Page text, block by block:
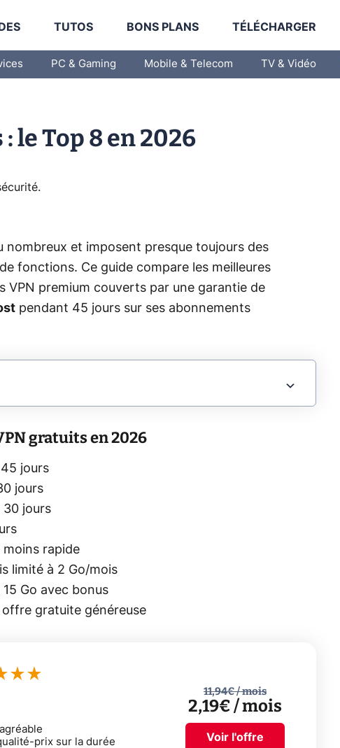
TUTOS BONS PLANS TÉLÉCHARGER
PC & Gaming Mobile & Telecom TV & Vidéo
le Top 8 en 2026
.
nombreux et imposent presque toujours des
fonctions. Ce guide compare les meilleures
VPN premium couverts par une garantie de
pendant 45 jours sur ses abonnements
gratuits en 2026
jours
jours
30 jours
moins rapide
limité à 2 Go/mois
Go avec bonus
offre gratuite généreuse
prix sur la durée
11,94€/ mois
2,19€/ mois
Voir l'offre